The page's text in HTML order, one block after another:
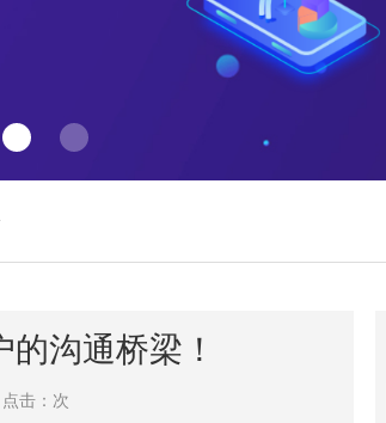
沟通桥梁！
点击： 次